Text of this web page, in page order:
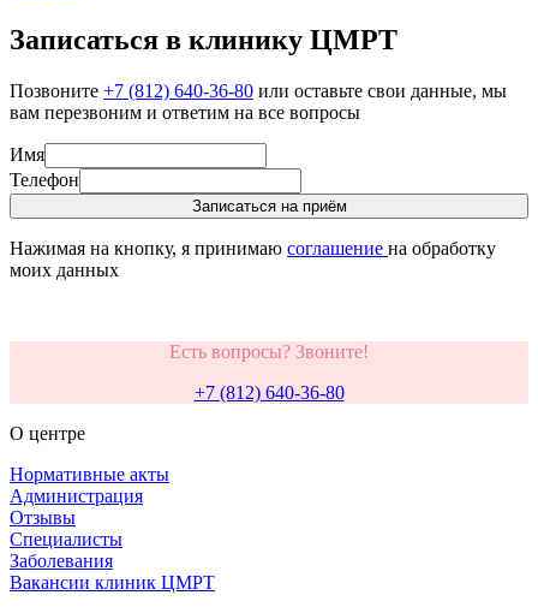
Записаться в клинику ЦМРТ
Позвоните +7 (812) 640-36-80 или оставьте свои данные, мы
вам перезвоним и ответим на все вопросы
Имя
Телефон
Записаться на приём
Нажимая на кнопку, я принимаю соглашение на обработку
моих данных
Есть вопросы? Звоните!
+7 (812) 640-36-80
О центре
Нормативные акты
Администрация
Отзывы
Специалисты
Заболевания
Вакансии клиник ЦМРТ